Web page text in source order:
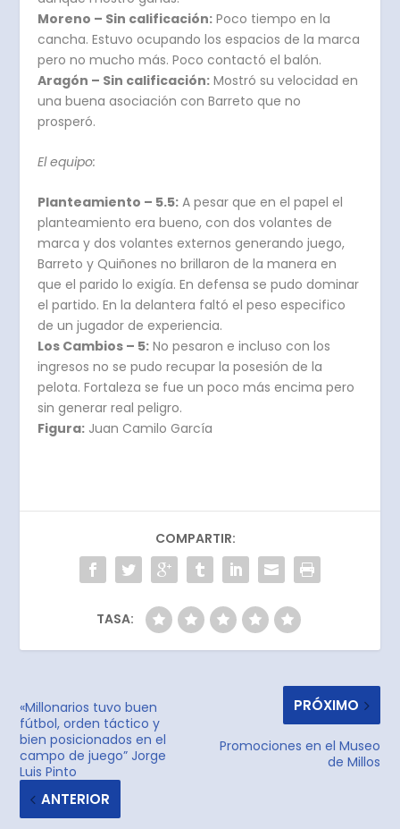
Moreno – Sin calificación: Poco tiempo en la
cancha. Estuvo ocupando los espacios de la marca
pero no mucho más. Poco contactó el balón.
Aragón – Sin calificación: Mostró su velocidad en
una buena asociación con Barreto que no
prosperó.
El equipo:
Planteamiento – 5.5: A pesar que en el papel el
planteamiento era bueno, con dos volantes de
marca y dos volantes externos generando juego,
Barreto y Quiñones no brillaron de la manera en
que el parido lo exigía. En defensa se pudo dominar
el partido. En la delantera faltó el peso especifico
de un jugador de experiencia.
Los Cambios – 5: No pesaron e incluso con los
ingresos no se pudo recupar la posesión de la
pelota. Fortaleza se fue un poco más encima pero
sin generar real peligro.
Figura: Juan Camilo García
COMPARTIR:
TASA:
«Millonarios tuvo buen
fútbol, orden táctico y
bien posicionados en el
campo de juego” Jorge
Luis Pinto
ANTERIOR
PRÓXIMO
Promociones en el Museo
de Millos